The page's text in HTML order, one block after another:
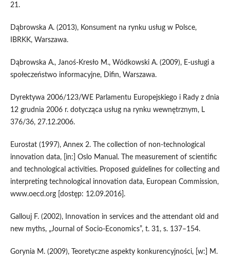
21.
Dąbrowska A. (2013), Konsument na rynku usług w Polsce,
IBRKK, Warszawa.
Dąbrowska A., Janoś‑Kresło M., Wódkowski A. (2009), E‑usługi a
społeczeństwo informacyjne, Difin, Warszawa.
Dyrektywa 2006/123/WE Parlamentu Europejskiego i Rady z dnia
12 grudnia 2006 r. dotycząca usług na rynku wewnętrznym, L
376/36, 27.12.2006.
Eurostat (1997), Annex 2. The collection of non‑technological
innovation data, [in:] Oslo Manual. The measurement of scientific
and technological activities. Proposed guidelines for collecting and
interpreting technological innovation data, European Commission,
www.oecd.org [dostęp: 12.09.2016].
Gallouj F. (2002), Innovation in services and the attendant old and
new myths, „Journal of Socio‑Economics”, t. 31, s. 137–154.
Gorynia M. (2009), Teoretyczne aspekty konkurencyjności, [w:] M.